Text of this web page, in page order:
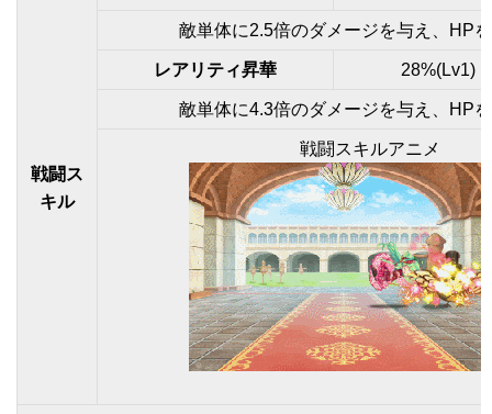
戦闘ス
キル
敵単体に2.5倍のダメージを与え、HP
レアリティ昇華 28%(Lv1)
敵単体に4.3倍のダメージを与え、HP
戦闘スキルアニメ